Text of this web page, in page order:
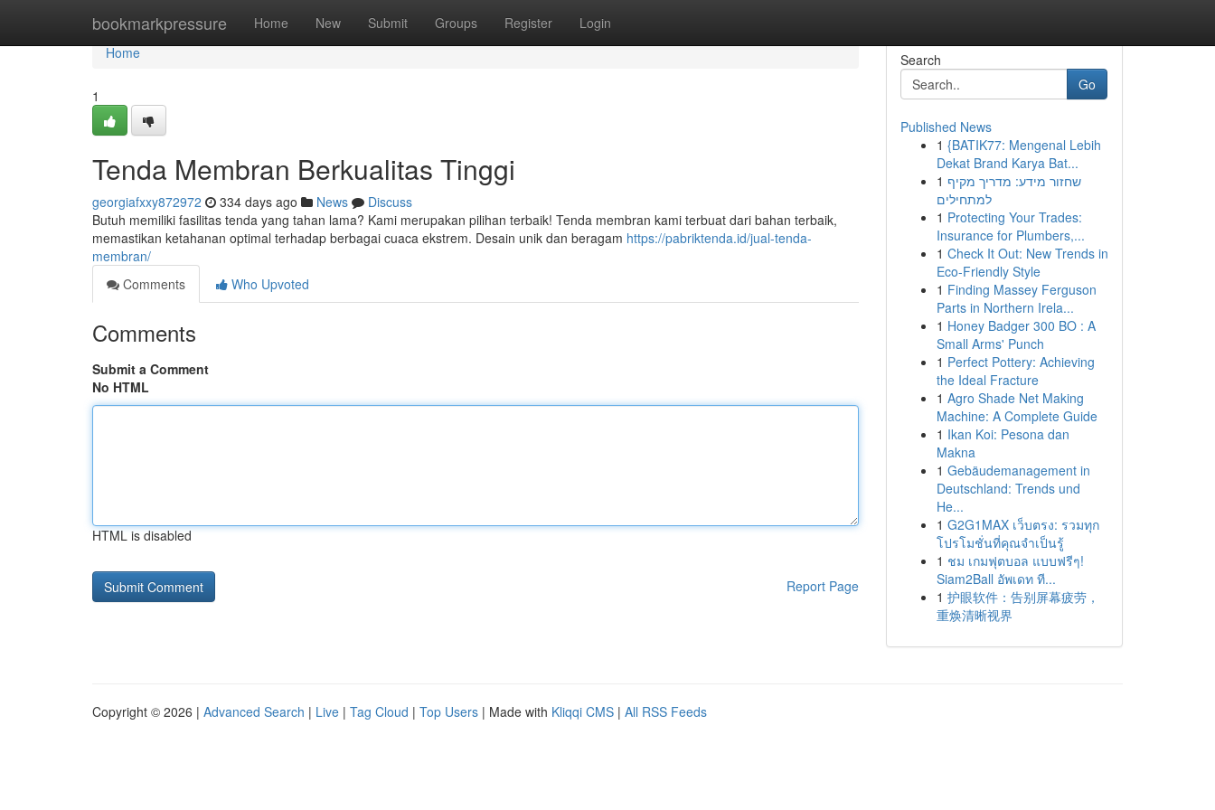
bookmarkpressure Home New Submit Groups Register Login
Home
Home
1
Tenda Membran Berkualitas Tinggi
georgiafxxy872972 334 days ago News
Discuss
Butuh memiliki fasilitas tenda yang tahan lama? Kami merupakan pilihan terbaik! Tenda membran kami terbuat dari bahan terbaik,
memastikan ketahanan optimal terhadap berbagai cuaca ekstrem. Desain unik dan beragam https://pabriktenda.id/jual-tenda-
membran/
Comments
Who Upvoted
Comments
Submit a Comment
No HTML
HTML is disabled
Report Page
Search
Go
Published News
1 {BATIK77: Mengenal Lebih
Dekat Brand Karya Bat...
1 שחזור מידע: מדריך מקיף
למתחילים
1 Protecting Your Trades:
Insurance for Plumbers,...
1 Check It Out: New Trends in
Eco-Friendly Style
1 Finding Massey Ferguson
Parts in Northern Irela...
1 Honey Badger 300 BO : A
Small Arms' Punch
1 Perfect Pottery: Achieving
the Ideal Fracture
1 Agro Shade Net Making
Machine: A Complete Guide
1 Ikan Koi: Pesona dan
Makna
1 Gebäudemanagement in
Deutschland: Trends und
He...
1 G2G1MAX เว็บตรง: รวมทุก
โปรโมชั่นที่คุณจำเป็นรู้
1 ชม เกมฟุตบอล แบบฟรีๆ!
Siam2Ball อัพเดท ที...
1 护眼软件：告别屏幕疲劳，
重焕清晰视界
Copyright © 2026 | Advanced Search | Live | Tag Cloud | Top Users | Made with Kliqqi CMS | All RSS Feeds